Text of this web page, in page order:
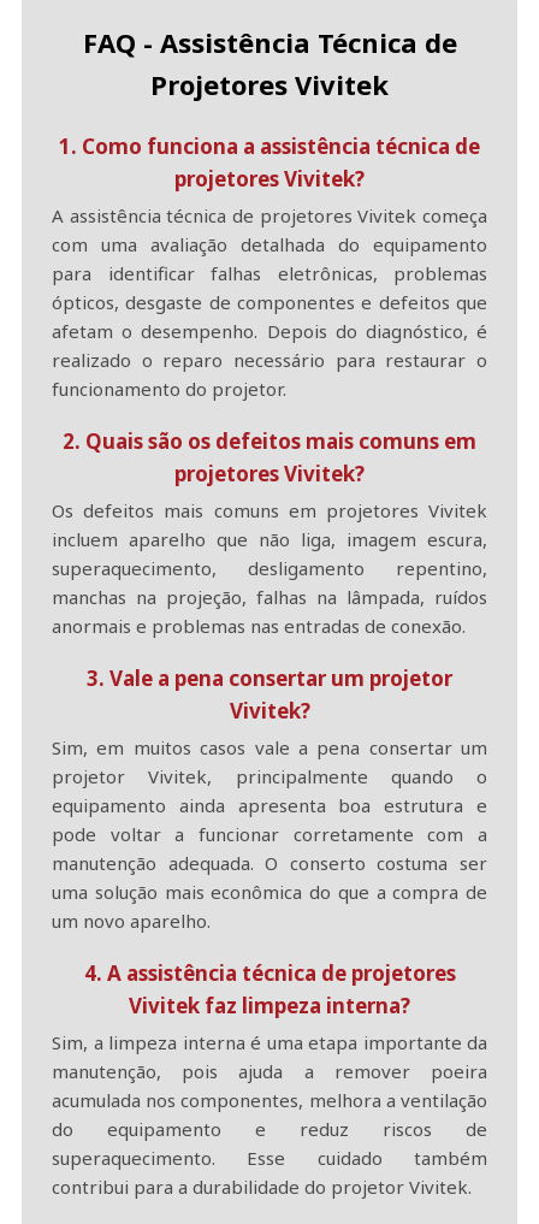
FAQ - Assistência Técnica de
Projetores Vivitek
1. Como funciona a assistência técnica de
projetores Vivitek?
A assistência técnica de projetores Vivitek começa
com uma avaliação detalhada do equipamento
para identificar falhas eletrônicas, problemas
ópticos, desgaste de componentes e defeitos que
afetam o desempenho. Depois do diagnóstico, é
realizado o reparo necessário para restaurar o
funcionamento do projetor.
2. Quais são os defeitos mais comuns em
projetores Vivitek?
Os defeitos mais comuns em projetores Vivitek
incluem aparelho que não liga, imagem escura,
superaquecimento, desligamento repentino,
manchas na projeção, falhas na lâmpada, ruídos
anormais e problemas nas entradas de conexão.
3. Vale a pena consertar um projetor
Vivitek?
Sim, em muitos casos vale a pena consertar um
projetor Vivitek, principalmente quando o
equipamento ainda apresenta boa estrutura e
pode voltar a funcionar corretamente com a
manutenção adequada. O conserto costuma ser
uma solução mais econômica do que a compra de
um novo aparelho.
4. A assistência técnica de projetores
Vivitek faz limpeza interna?
Sim, a limpeza interna é uma etapa importante da
manutenção, pois ajuda a remover poeira
acumulada nos componentes, melhora a ventilação
do equipamento e reduz riscos de
superaquecimento. Esse cuidado também
contribui para a durabilidade do projetor Vivitek.